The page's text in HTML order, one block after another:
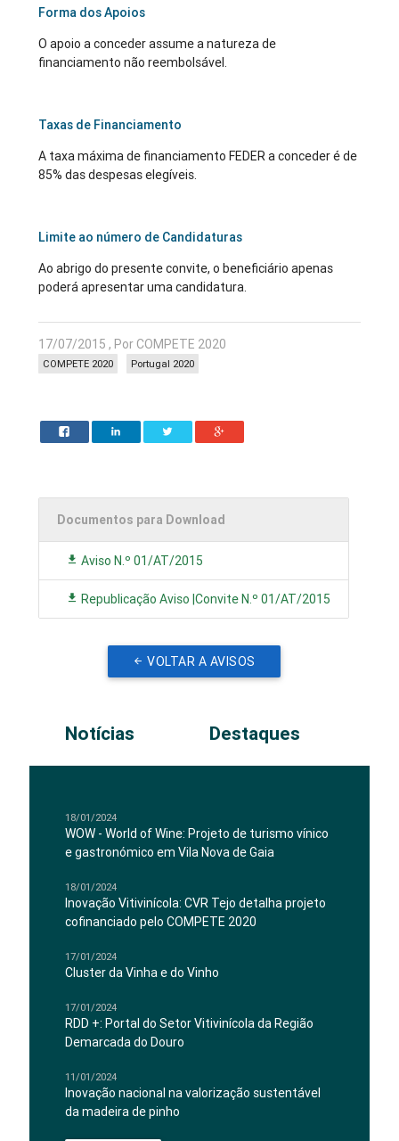
Forma dos Apoios
O apoio a conceder assume a natureza de
financiamento não reembolsável.
Taxas de Financiamento
A taxa máxima de financiamento FEDER a conceder é de
85% das despesas elegíveis.
Limite ao número de Candidaturas
Ao abrigo do presente convite, o beneficiário apenas
poderá apresentar uma candidatura.
17/07/2015 , Por COMPETE 2020
Portugal 2020
COMPETE 2020
Documentos para Download
Aviso N.º 01/AT/2015
Republicação Aviso |Convite N.º 01/AT/2015
VOLTAR A AVISOS
Notícias Destaques
18/01/2024
WOW - World of Wine: Projeto de turismo vínico
e gastronómico em Vila Nova de Gaia
18/01/2024
Inovação Vitivinícola: CVR Tejo detalha projeto
cofinanciado pelo COMPETE 2020
17/01/2024
Cluster da Vinha e do Vinho
17/01/2024
RDD +: Portal do Setor Vitivinícola da Região
Demarcada do Douro
11/01/2024
Inovação nacional na valorização sustentável
da madeira de pinho